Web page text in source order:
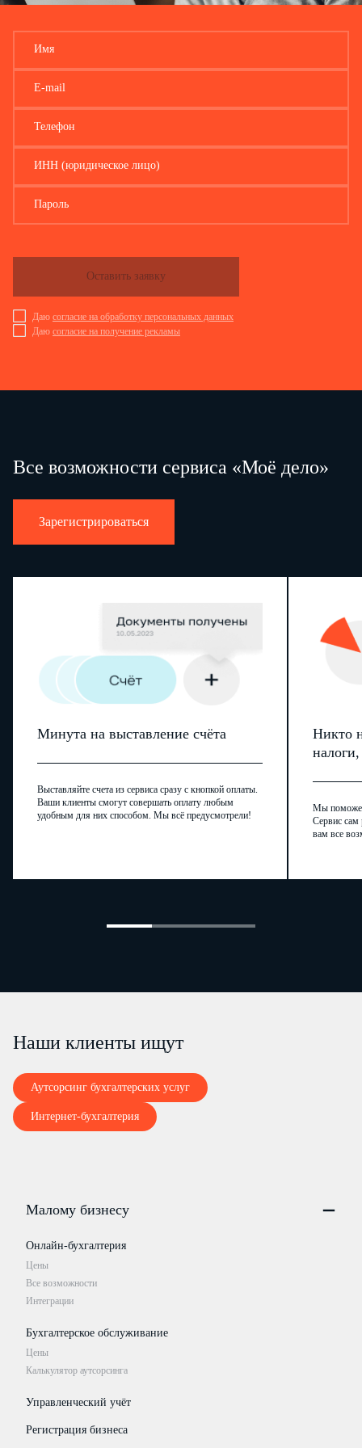
Имя
E-mail
Телефон
ИНН (юридическое лицо)
Пароль
Даю согласие на обработку персональных данных
Даю согласие на получение рекламы
Оставить заявку
Все возможности сервиса «Моё дело»
Зарегистрироваться
Минута на выставление счёта
Выставляйте счета из сервиса сразу с кнопкой оплаты.
Ваши клиенты смогут совершать оплату любым
удобным для них способом. Мы всё предусмотрели!
Никто
Мы
Сервис сам
вам все
Наши клиенты ищут
Аутсорсинг бухгалтерских услуг
Интернет-бухгалтерия
Малому бизнесу
Онлайн-бухгалтерия
Цены
Все возможности
Интеграции
Бухгалтерское обслуживание
Цены
Калькулятор аутсорсинга
Управленческий учёт
Регистрация бизнеса